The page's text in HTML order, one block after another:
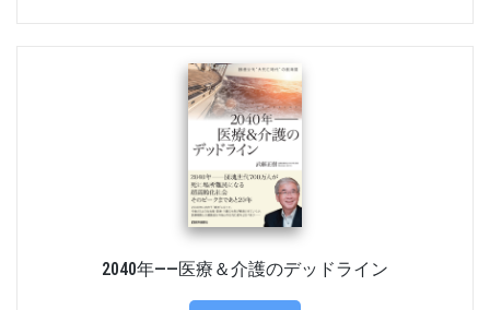
2040年――医療＆介護のデッドライン